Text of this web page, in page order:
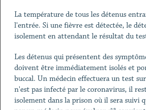
La température de tous les détenus
l'entrée. Si une fièvre est détectée, le
isolement en attendant le résultat du
Les détenus qui présentent des
doivent être immédiatement isolés et
buccal. Un médecin effectuera un test
n'est pas infecté par le coronavirus, il
isolement dans la prison où il sera suivi